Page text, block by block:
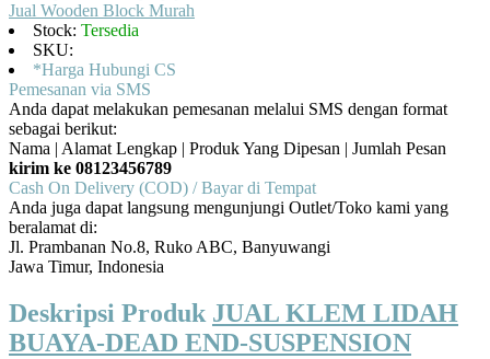
Jual Wooden Block Murah
Stock: Tersedia
SKU:
*Harga Hubungi CS
Pemesanan via SMS
Anda dapat melakukan pemesanan melalui SMS dengan format
sebagai berikut:
Nama | Alamat Lengkap | Produk Yang Dipesan | Jumlah Pesan
kirim ke 08123456789
Cash On Delivery (COD) / Bayar di Tempat
Anda juga dapat langsung mengunjungi Outlet/Toko kami yang
beralamat di:
Jl. Prambanan No.8, Ruko ABC, Banyuwangi
Jawa Timur, Indonesia
Deskripsi Produk JUAL KLEM LIDAH
BUAYA-DEAD END-SUSPENSION